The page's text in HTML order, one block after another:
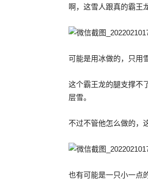
啊，这雪人跟真的霸王
可能是用冰做的，只用
这个霸王龙的腿支撑不
层雪。
不过不管他怎么做的，
也有可能是一只小一点